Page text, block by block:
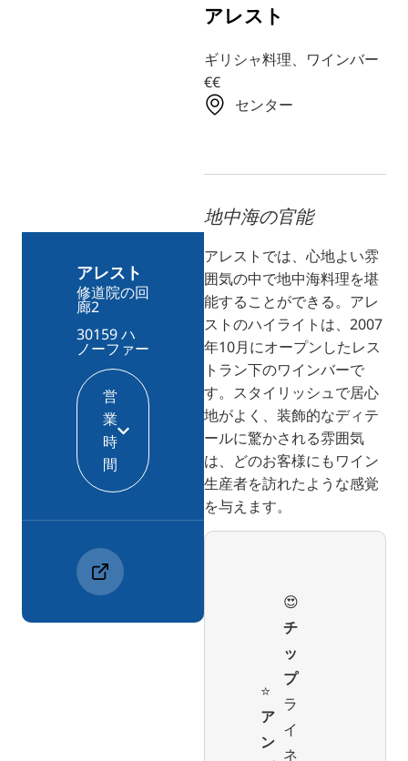
UK
アレスト
ギリシャ料理、ワインバー
€€
センター
地中海の官能
アレストでは、心地よい雰
囲気の中で地中海料理を堪
能することができる。アレ
ストのハイライトは、2007
年10月にオープンしたレス
トラン下のワインバーで
す。スタイリッシュで居心
地がよく、装飾的なディテ
ールに驚かされる雰囲気
は、どのお客様にもワイン
生産者を訪れたような感覚
を与えます。
⭐️
ア
ン
😍
チ
ッ
プ
ラ
イ
ネ
アレスト
修道院の回
廊2
30159 ハ
ノーファー
営
業
時
間